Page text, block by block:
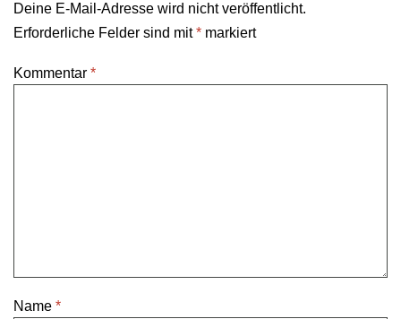
Deine E-Mail-Adresse wird nicht veröffentlicht.
Erforderliche Felder sind mit* markiert
Kommentar *
Name *